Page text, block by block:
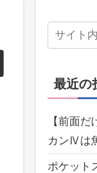
最近の
【前面
カンⅣは
ポケット